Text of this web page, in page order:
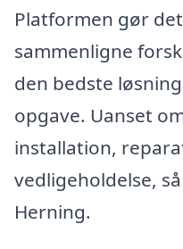
Platformen gør
sammenligne
den bedste
opgave. Uanset
installation,
vedligeholdelse,
Herning.